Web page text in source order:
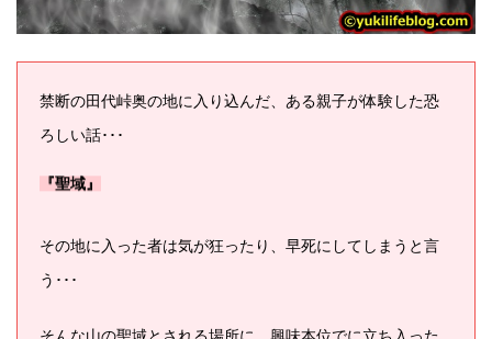
禁断の田代峠奥の地に入り込んだ、ある親子が体験した恐
ろしい話･･･
『聖域』
その地に入った者は気が狂ったり、早死にしてしまうと言
う･･･
そんな山の聖域とされる場所に、興味本位でに立ち入った